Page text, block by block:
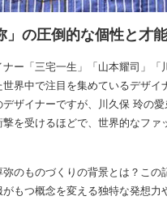
」の圧倒的な個性と才
ー「三宅一生」「山本耀司」「
界中で注目を集めているデザ
ザイナーですが、川久保 玲の
を受けるほどで、世界的なファ
のものづくりの背景とは？こ
もつ概念を変える独特な発想力